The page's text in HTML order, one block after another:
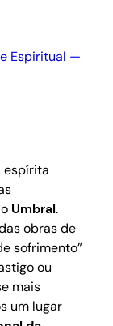
espírita
Umbral.
obras de
sofrimento”
ou
mais
um lugar